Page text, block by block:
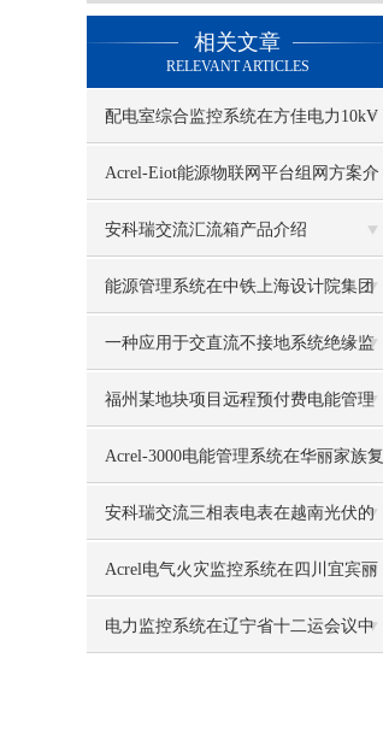
相关文章
RELEVANT ARTICLES
配电室综合监控系统在方佳电力10kV
预制舱中的应用
Acrel-Eiot能源物联网平台组网方案介
绍
安科瑞交流汇流箱产品介绍
能源管理系统在中铁上海设计院集团
新建科研设计生产用房工程项目的应
用
一种应用于交直流不接地系统绝缘监
测装置的设计与开发
福州某地块项目远程预付费电能管理
系统的设计与应用
Acrel-3000电能管理系统在华丽家族复
兴天地中心的应用
安科瑞交流三相表电表在越南光伏的
应用
Acrel电气火灾监控系统在四川宜宾丽
雅上城的应用
电力监控系统在辽宁省十二运会议中